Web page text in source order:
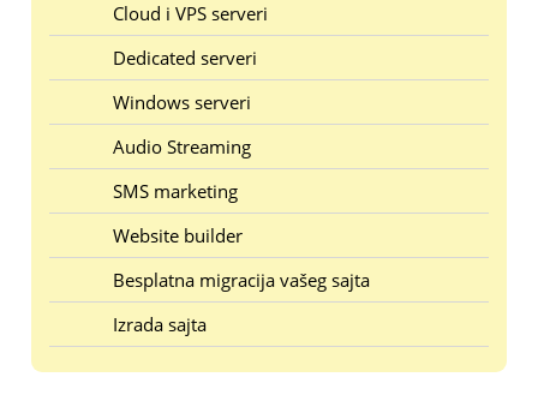
Cloud i VPS serveri
Dedicated serveri
Windows serveri
Audio Streaming
SMS marketing
Website builder
Besplatna migracija vašeg sajta
Izrada sajta